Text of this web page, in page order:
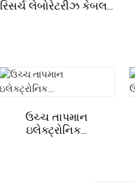
રિસર્ચ લેબોરેટરીઝ કેબલ...
ઉચ્ચ તાપમાન
ઇલેક્ટ્રોનિક...